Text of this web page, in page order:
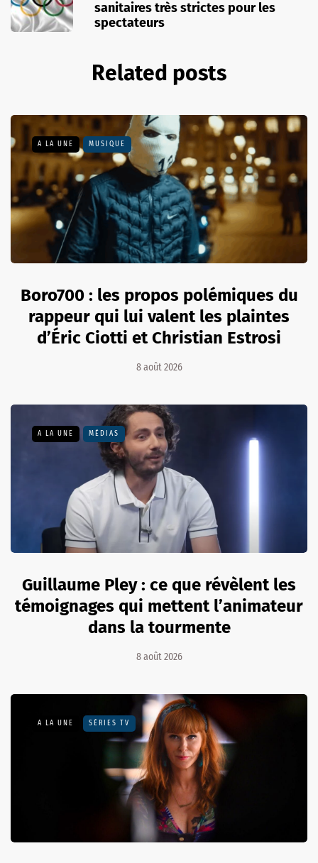
sanitaires très strictes pour les
spectateurs
Related posts
A LA UNE MUSIQUE
Boro700 : les propos polémiques du
rappeur qui lui valent les plaintes
d’Éric Ciotti et Christian Estrosi
8 août 2026
A LA UNE MÉDIAS
Guillaume Pley : ce que révèlent les
témoignages qui mettent l’animateur
dans la tourmente
8 août 2026
A LA UNE SÉRIES TV